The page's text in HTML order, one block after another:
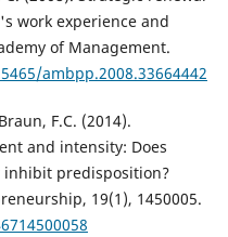
work experience and
of Management.
ambpp.2008.33664442
F.C. (2014).
and intensity: Does
predisposition?
19(1), 1450005.